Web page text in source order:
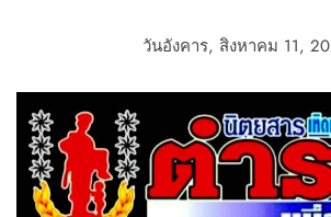
วันอังคาร, สิงหาคม 11,